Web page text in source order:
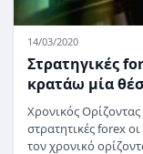
14/03/2020
Στρατηγικές
κρατάω μία
Χρονικός
στρατητικές forex
τον χρονικό